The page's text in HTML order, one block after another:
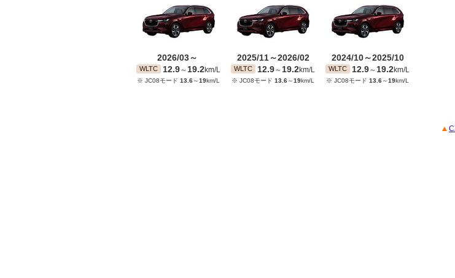
2026/03～
WLTC 12.9～ 19.2km/L
※ JC08モード 13.6～19km/L
2025/11～2026/02
WLTC 12.9～ 19.2km/L
※ JC08モード 13.6～19km/L
2024/10～2025/10
WLTC 12.9～ 19.2km/L
※ JC08モード 13.6～19km/L